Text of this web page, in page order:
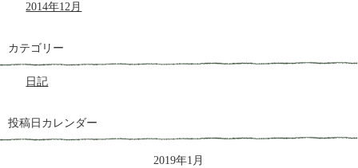
2014年12月
カテゴリー
日記
投稿日カレンダー
2019年1月